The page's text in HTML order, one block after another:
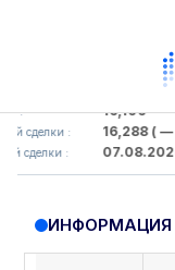
: 16,100
сделки : 16,288( —
сделки : 07.08.2026